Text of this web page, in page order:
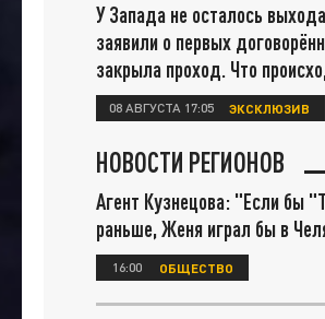
У Запада не осталось
заявили о первых
закрыла проход. Что
08 АВГУСТА 17:05 ЭКСКЛЮЗИВ
НОВОСТИ РЕГИОНОВ
Агент Кузнецова: "Если бы
раньше, Женя играл бы в
16:00 ОБЩЕСТВО